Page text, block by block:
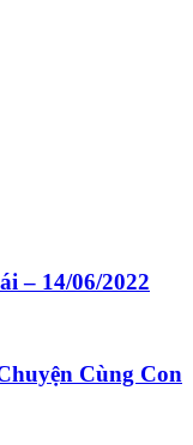
– 14/06/2022
Cùng Con